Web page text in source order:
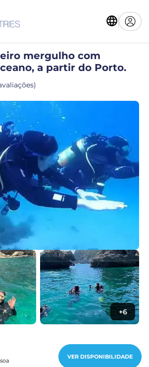
mergulho com
a partir do Porto.
+6
VER DISPONIBILIDADE